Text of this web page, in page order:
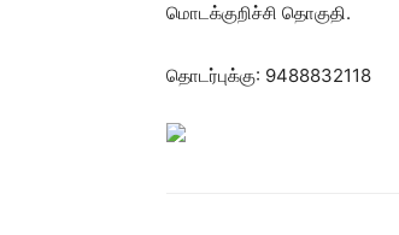
மொடக்குறிச்சி தொகுதி.
தொடர்புக்கு: 9488832118